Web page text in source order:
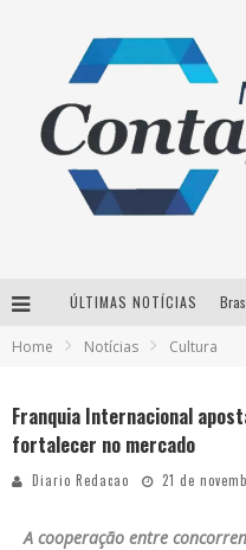
ÚLTIMAS NOTÍCIAS
Home Notícias Cultura
Franquia Internacional
fortalecer no mercado
Diario Redacao 21 de
A cooperação entre